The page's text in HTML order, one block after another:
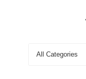
Search